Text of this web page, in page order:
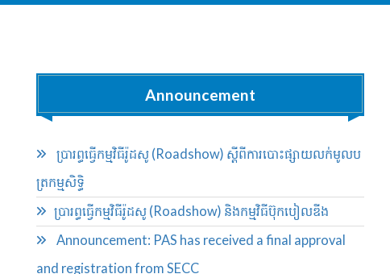
Announcement
ប្រារព្ធ​ធ្វើ​កម្មវិធី​រ៉ូដ​សូ (Roadshow) ស្ដីពី​ការបោះ​ផ្សាយ​លក់​មូល​ប​
ត្រ​កម្មសិទ្ធិ​
​ប្រារព្ធ​ធ្វើ​កម្មវិធី​រ៉ូដ​សូ (Roadshow) និង​កម្មវិធី​ប៊ុក​បៀ​លឌីង
Announcement: PAS has received a final approval
and registration from SECC